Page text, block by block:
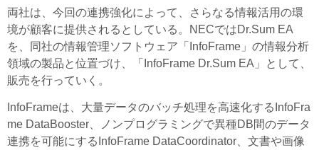
両社は、今回の連携強化によって、さらなる情報活用の環
境が顧客に提供されるとしている。NECではDr.Sum EA
を、同社の情報管理ソフトウェア「InfoFrame」の情報分析
領域の製品と位置づけ、「InfoFrame Dr.Sum EA」として、
販売を行っていく。
InfoFrameは、大量データのバッチ処理を高速化するInfoFra
me DataBooster、ノンプログラミングで異種DB間のデータ
連携を可能にするInfoFrame DataCoordinator、文書や画像